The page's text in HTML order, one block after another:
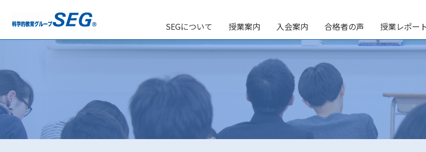
SEGについて 授業案内 入会案内 合格者の声 授業レポー